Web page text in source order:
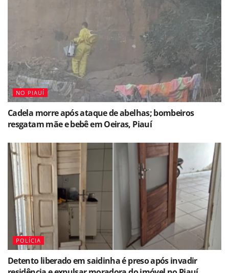
NO PIAUÍ
Cadela morre após ataque de abelhas; bombeiros
resgatam mãe e bebê em Oeiras, Piauí
POLÍCIA
Detento liberado em saidinha é preso após invadir